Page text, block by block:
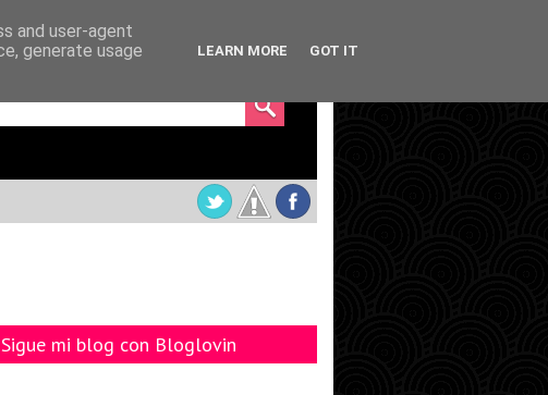
Sigue mi blog con Bloglovin
and user-agent
generate usage
LEARN MORE GOT IT